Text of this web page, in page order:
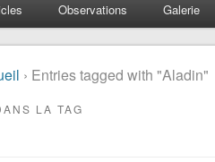
Observations Galerie
› Entries tagged with "Aladin"
LA TAG